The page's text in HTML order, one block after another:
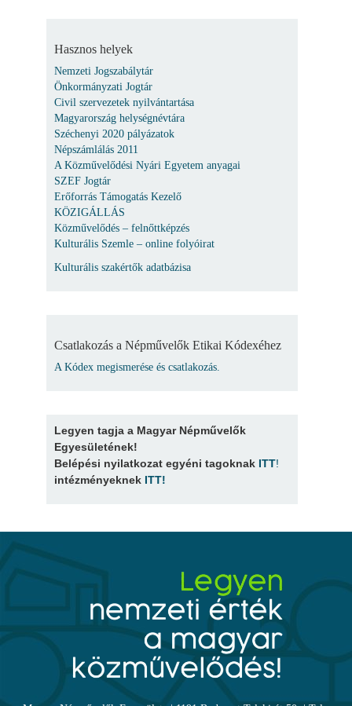
Hasznos helyek
Nemzeti Jogszabálytár
Önkormányzati Jogtár
Civil szervezetek nyilvántartása
Magyarország helységnévtára
Széchenyi 2020 pályázatok
Népszámlálás 2011
A Közművelődési Nyári Egyetem anyagai
SZEF Jogtár
Erőforrás Támogatás Kezelő
KÖZIGÁLLÁS
Közművelődés – felnőttképzés
Kulturális Szemle – online folyóirat
Kulturális szakértők adatbázisa
Csatlakozás a Népművelők Etikai Kódexéhez
A Kódex megismerése és csatlakozás.
Legyen tagja a Magyar Népművelők
Egyesületének!
Belépési nyilatkozat egyéni tagoknak ITT!
intézményeknek ITT!